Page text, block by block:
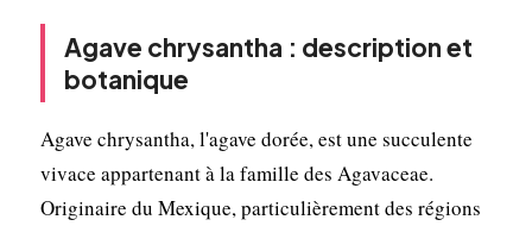
Agave chrysantha : description et
botanique
Agave chrysantha, l'agave dorée, est une succulente
vivace appartenant à la famille des Agavaceae.
Originaire du Mexique, particulièrement des régions